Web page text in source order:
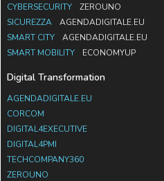
CYBERSECURITY
ZEROUNO
SICUREZZA
AGENDADIGITALE.EU
SMART CITY
AGENDADIGITALE.EU
SMART MOBILITY
ECONOMYUP
Digital Transformation
AGENDADIGITALE.EU
CORCOM
DIGITAL4EXECUTIVE
DIGITAL4PMI
TECHCOMPANY360
ZEROUNO